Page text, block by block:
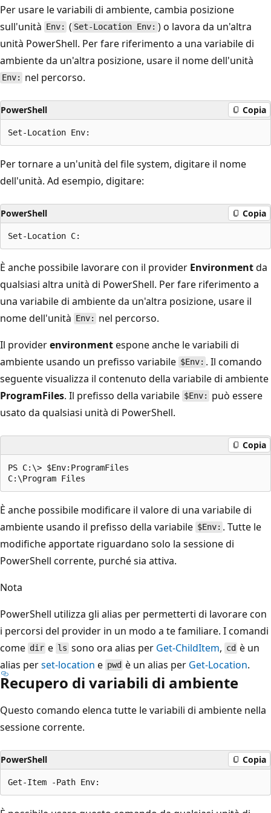
Per usare le variabili di ambiente, cambia posizione
sull'unità Env: ( Set-Location Env: ) o lavora da un'altra
unità PowerShell. Per fare riferimento a una variabile di
ambiente da un'altra posizione, usare il nome dell'unità
Env: nel percorso.
PowerShell Copia
Per tornare a un'unità del file system, digitare il nome
dell'unità. Ad esempio, digitare:
PowerShell Copia
È anche possibile lavorare con il provider Environmentda
qualsiasi altra unità di PowerShell. Per fare riferimento a
una variabile di ambiente da un'altra posizione, usare il
nome dell'unità Env:
nel percorso.
Il providerenvironmentespone anche le variabili di
ambiente usando un prefisso variabile $Env: . Il comando
seguente visualizza il contenuto della variabile di ambiente
ProgramFiles. Il prefisso della variabile $Env:
può essere
usato da qualsiasi unità di PowerShell.
Copia
PS C:\> $Env:ProgramFiles
È anche possibile modificare il valore di una variabile di
ambiente usando il prefisso della variabile $Env: . Tutte le
modifiche apportate riguardano solo la sessione di
PowerShell corrente, purché sia attiva.
Nota
PowerShell utilizza gli alias per permetterti di lavorare con
i percorsi del provider in un modo a te familiare. I comandi
come dir e ls sono ora alias per Get-ChildItem, cd è un
alias perset-location e pwd è un alias per Get-Location.
Recupero di variabili di ambiente
Questo comando elenca tutte le variabili di ambiente nella
sessione corrente.
PowerShell Copia